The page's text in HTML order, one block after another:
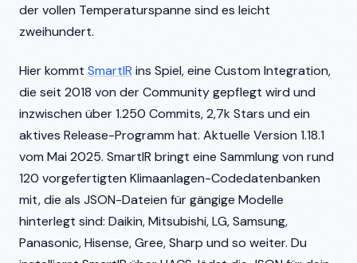
der vollen Temperaturspanne sind es leicht
zweihundert.
Hier kommt SmartIR ins Spiel, eine Custom Integration,
die seit 2018 von der Community gepflegt wird und
inzwischen über 1.250 Commits, 2,7k Stars und ein
aktives Release-Programm hat. Aktuelle Version 1.18.1
vom Mai 2025. SmartIR bringt eine Sammlung von rund
120 vorgefertigten Klimaanlagen-Codedatenbanken
mit, die als JSON-Dateien für gängige Modelle
hinterlegt sind: Daikin, Mitsubishi, LG, Samsung,
Panasonic, Hisense, Gree, Sharp und so weiter. Du